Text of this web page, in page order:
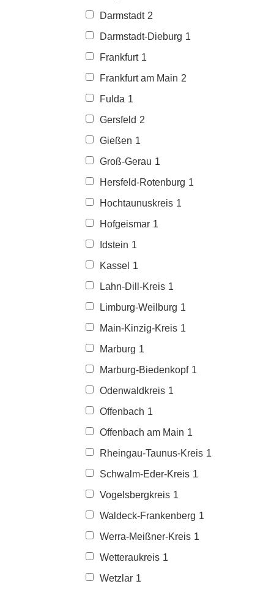
Darmstadt 2
Darmstadt-Dieburg 1
Frankfurt 1
Frankfurt am Main 2
Fulda 1
Gersfeld 2
Gießen 1
Groß-Gerau 1
Hersfeld-Rotenburg 1
Hochtaunuskreis 1
Hofgeismar 1
Idstein 1
Kassel 1
Lahn-Dill-Kreis 1
Limburg-Weilburg 1
Main-Kinzig-Kreis 1
Marburg 1
Marburg-Biedenkopf 1
Odenwaldkreis 1
Offenbach 1
Offenbach am Main 1
Rheingau-Taunus-Kreis 1
Schwalm-Eder-Kreis 1
Vogelsbergkreis 1
Waldeck-Frankenberg 1
Werra-Meißner-Kreis 1
Wetteraukreis 1
Wetzlar 1